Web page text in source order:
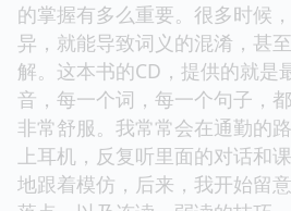
的掌握有多么重要。很多时候
异，就能导致词义的混淆，甚
解。这本书的CD，提供的就是
音，每一个词，每一个句子，
非常舒服。我常常会在通勤的
上耳机，反复听里面的对话和
地跟着模仿，后来，我开始留